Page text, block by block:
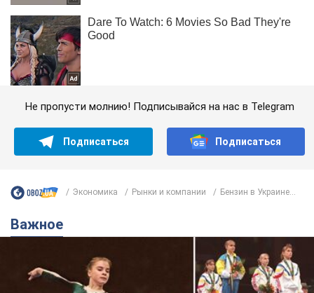
Не пропусти молнию! Подписывайся на нас в Telegram
Подписаться Подписаться
Экономика Рынки и компании Бензин в Украине...
Важное